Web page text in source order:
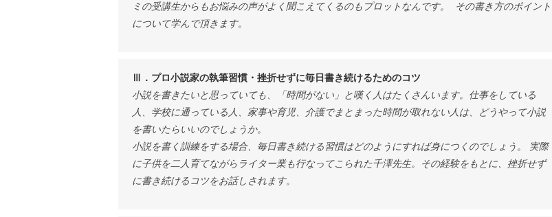
ミの受講生からもお悩みの声がよく聞こえてくるのもプロットなんです。 その書き方のポイント
について学んで頂きます。
Ⅲ．プロ小説家の執筆習慣・挫折せずに毎日書き続けるためのコツ
小説を書きたいと思っていても、「時間がない」と嘆く人はたくさんいます。仕事をしている
人、学校に通っている人、家事や育児、介護でまとまった時間が取れない人は、どうやって小説
を書いたらいいのでしょうか。
小説を書く訓練をする場合、毎日書き続ける習慣はどのようにすれば身につくのでしょう。 実際
に子供を二人育てながらライター業も行なってこられた千澤先生。その経験をもとに、挫折せず
に書き続けるコツをお話しされます。